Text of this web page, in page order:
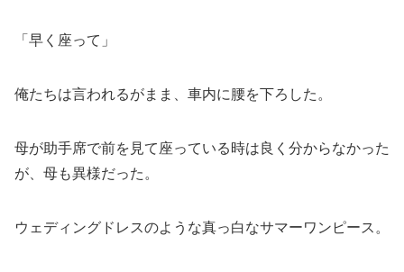
「早く座って」
俺たちは言われるがまま、車内に腰を下ろした。
母が助手席で前を見て座っている時は良く分からなかった
が、母も異様だった。
ウェディングドレスのような真っ白なサマーワンピース。